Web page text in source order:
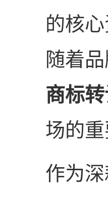
的核
随着
商标
场的重
作为